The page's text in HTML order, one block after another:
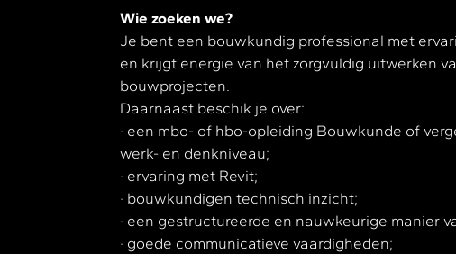
Wie zoeken we?
Je bent een bouwkundig professional met
en krijgt energie van het zorgvuldig uitwerken
bouwprojecten.
Daarnaast beschik je over:
· een mbo- of hbo-opleiding Bouwkunde of
werk- en denkniveau;
· ervaring met Revit;
· bouwkundigen technisch inzicht;
· een gestructureerde en nauwkeurige manier
· goede communicatieve vaardigheden;